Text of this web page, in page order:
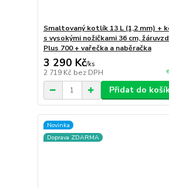
Smaltovaný kotlík 13 L (1,2 mm) +
s vysokými nožičkami 36 cm,
Plus 700 + vařečka a naběračka
3 290 Kč/ks
2 719 Kč bez DPH
Přidat do
Novinka
Doprava ZDARMA